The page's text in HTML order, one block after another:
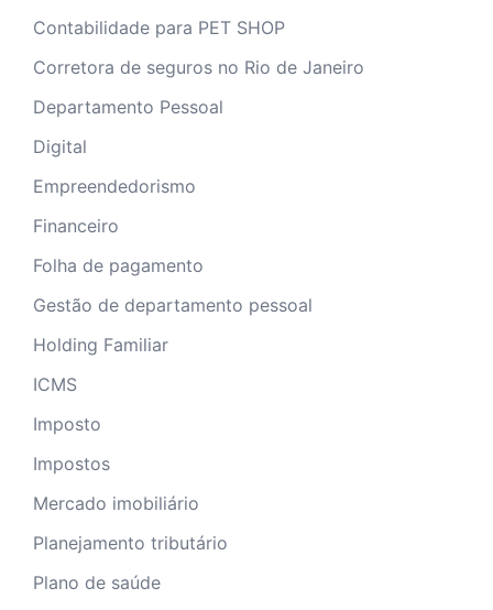
Contabilidade para PET SHOP
Corretora de seguros no Rio de Janeiro
Departamento Pessoal
Digital
Empreendedorismo
Financeiro
Folha de pagamento
Gestão de departamento pessoal
Holding Familiar
ICMS
Imposto
Impostos
Mercado imobiliário
Planejamento tributário
Plano de saúde